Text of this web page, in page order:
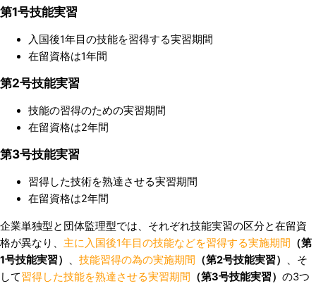
第1号技能実習
入国後1年目の技能を習得する実習期間
在留資格は1年間
第2号技能実習
技能の習得のための実習期間
在留資格は2年間
第3号技能実習
習得した技術を熟達させる実習期間
在留資格は2年間
企業単独型と団体監理型では、それぞれ技能実習の区分と在留資
格が異なり、 主に入国後1年目の技能などを習得する実施期間 （第
1号技能実習）
、 技能習得の為の実施期間 （第2号技能実習）
、そ
して習得した技能を熟達させる実習期間 （第3号技能実習） の3つ